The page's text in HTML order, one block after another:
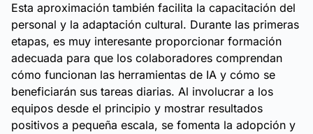
Esta aproximación también facilita la capacitación del
personal y la adaptación cultural. Durante las primeras
etapas, es muy interesante proporcionar formación
adecuada para que los colaboradores comprendan
cómo funcionan las herramientas de IA y cómo se
beneficiarán sus tareas diarias. Al involucrar a los
equipos desde el principio y mostrar resultados
positivos a pequeña escala, se fomenta la adopción y